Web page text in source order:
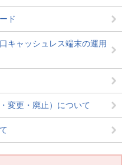
ド
キャッシュレス端末の運用
変更・廃止）について